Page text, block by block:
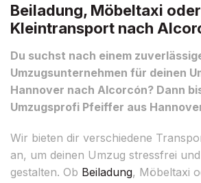
Beiladung, Möbeltaxi oder
Kleintransport nach
Du suchst nach einem
Umzugsunternehmen für deinen
Hannover nach Alcorcón? Dann
Umzugsprofi Pfeiffer aus
Wir bieten dir verschiedene
an, um deinen Umzug stressfrei
gestalten. Ob Beiladung, Möbeltaxi